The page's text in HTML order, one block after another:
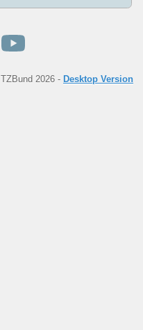
2026 - Desktop Version